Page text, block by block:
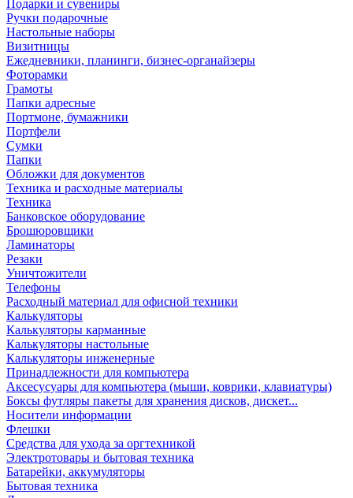
Подарки и сувениры
Ручки подарочные
Настольные наборы
Визитницы
Ежедневники, планинги, бизнес-органайзеры
Фоторамки
Грамоты
Папки адресные
Портмоне, бумажники
Портфели
Сумки
Папки
Обложки для документов
Техника и расходные материалы
Техника
Банковское оборудование
Брошюровщики
Ламинаторы
Резаки
Уничтожители
Телефоны
Расходный материал для офисной техники
Калькуляторы
Калькуляторы карманные
Калькуляторы настольные
Калькуляторы инженерные
Принадлежности для компьютера
Аксесусуары для компьютера (мыши, коврики, клавиатуры)
Боксы футляры пакеты для хранения дисков, дискет...
Носители информации
Флешки
Средства для ухода за оргтехникой
Электротовары и бытовая техника
Батарейки, аккумуляторы
Бытовая техника